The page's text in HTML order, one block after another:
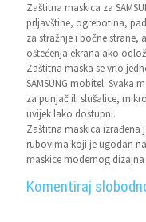
Zaštitna maskica za
prljavštine, ogrebotina,
za stražnje i bočne strane,
oštećenja ekrana ako
Zaštitna maska se vrlo
SAMSUNG mobitel. Svaka
za punjač ili slušalice,
uvijek lako dostupni.
Zaštitna maskica izrađena
rubovima koji je ugodan
maskice modernog
Komentiraj